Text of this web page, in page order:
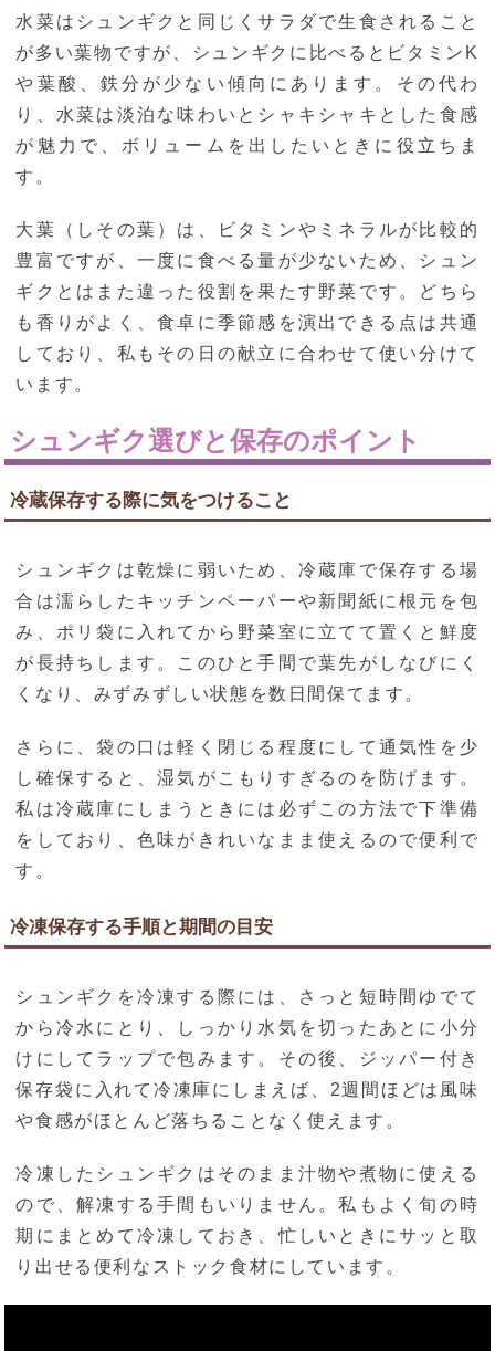
水菜はシュンギクと同じくサラダで生食されること
が多い葉物ですが、シュンギクに比べるとビタミンK
や葉酸、鉄分が少ない傾向にあります。その代わ
り、水菜は淡泊な味わいとシャキシャキとした食感
が魅力で、ボリュームを出したいときに役立ちま
す。
大葉（しその葉）は、ビタミンやミネラルが比較的
豊富ですが、一度に食べる量が少ないため、シュン
ギクとはまた違った役割を果たす野菜です。どちら
も香りがよく、食卓に季節感を演出できる点は共通
しており、私もその日の献立に合わせて使い分けて
います。
シュンギク選びと保存のポイント
冷蔵保存する際に気をつけること
シュンギクは乾燥に弱いため、冷蔵庫で保存する場
合は濡らしたキッチンペーパーや新聞紙に根元を包
み、ポリ袋に入れてから野菜室に立てて置くと鮮度
が長持ちします。このひと手間で葉先がしなびにく
くなり、みずみずしい状態を数日間保てます。
さらに、袋の口は軽く閉じる程度にして通気性を少
し確保すると、湿気がこもりすぎるのを防げます。
私は冷蔵庫にしまうときには必ずこの方法で下準備
をしており、色味がきれいなまま使えるので便利で
す。
冷凍保存する手順と期間の目安
シュンギクを冷凍する際には、さっと短時間ゆでて
から冷水にとり、しっかり水気を切ったあとに小分
けにしてラップで包みます。その後、ジッパー付き
保存袋に入れて冷凍庫にしまえば、2週間ほどは風味
や食感がほとんど落ちることなく使えます。
冷凍したシュンギクはそのまま汁物や煮物に使える
ので、解凍する手間もいりません。私もよく旬の時
期にまとめて冷凍しておき、忙しいときにサッと取
り出せる便利なストック食材にしています。